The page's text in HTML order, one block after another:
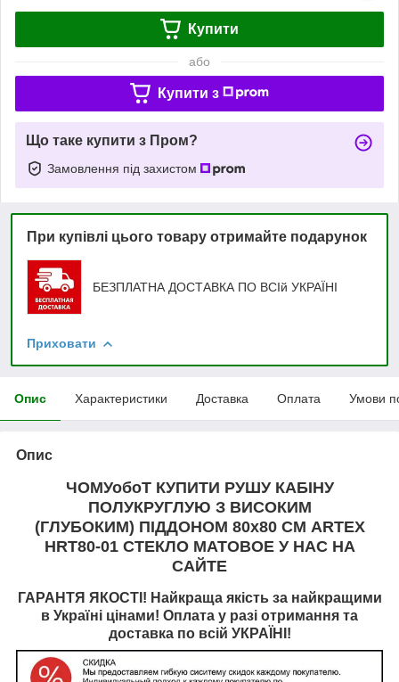
Купити
або
Купити з
Що таке купити з Пром?
Замовлення під захистом
При купівлі цього товару отримайте подарунок
БЕЗПЛАТНА ДОСТАВКА ПО ВСІй УКРАЇНІ
Приховати
Опис Характеристики Доставка Оплата Умови
Опис
ЧОМУобоТ КУПИТИ РУШУ КАБІНУ
ПОЛУКРУГЛУЮ З ВИСОКИМ
(ГЛУБОКИМ) ПІДДОНОМ 80х80 СМ ARTEX
HRT80-01 СТЕКЛО МАТОВОЕ У НАС НА
САЙТЕ
ГАРАНТЯ ЯКОСТІ! Найкраща якість за найкращими
в Україні цінами! Оплата у разі отримання та
доставка по всій УКРАЇНІ!